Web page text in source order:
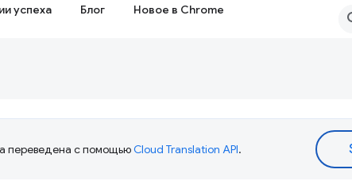
успеха Блог Новое в Chrome
переведена с помощьюCloud Translation API.